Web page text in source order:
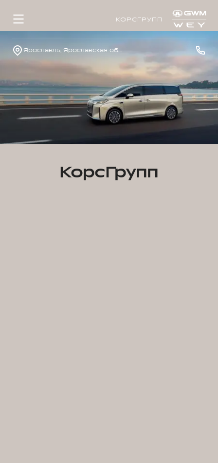
КОРСГРУПП
Ярославль, Ярославская обл., пос. Нагорный, ул. Дорожная, д. 8
КорсГрупп